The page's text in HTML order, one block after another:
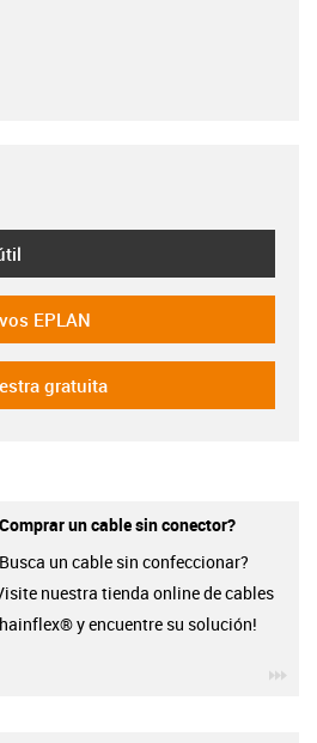
planEPLAN
gratuita
un cable sin conector?
un cable sin confeccionar?
nuestra tienda online de cables
y encuentre su solución!